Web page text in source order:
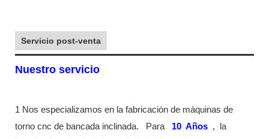
Servicio post-venta
Nuestro servicio
1 Nos especializamos en la fabricación de máquinas de
torno cnc de bancada inclinada.
Para 10 Años ,
la